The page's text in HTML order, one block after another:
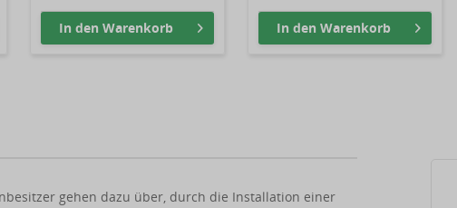
In den Warenkorb In den Warenkorb
gehen dazu über, durch die Installation einer